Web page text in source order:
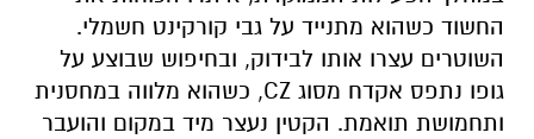
החשוד כשהוא מתנייד על גבי קורקינט חשמלי.
השוטרים עצרו אותו לבידוק, ובחיפוש שבוצע על
גופו נתפס אקדח מסוג CZ, כשהוא מלווה במחסנית
ותחמושת תואמת. הקטין נעצר מיד במקום והועבר